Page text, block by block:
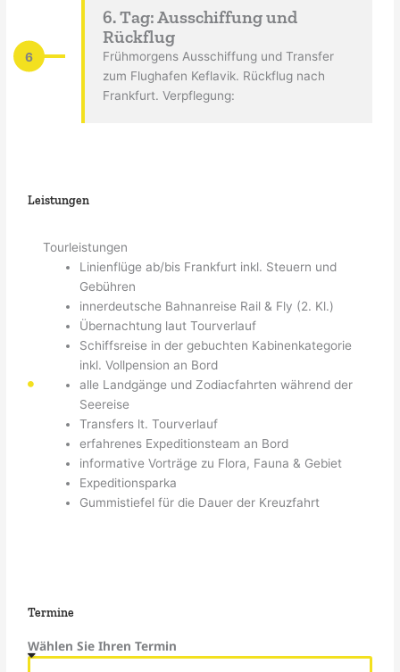
6
6. Tag: Ausschiffung und
Rückflug
Frühmorgens Ausschiffung und Transfer
zum Flughafen Keflavik. Rückflug nach
Frankfurt. Verpflegung:
Leistungen
Tourleistungen
Linienflüge ab/bis Frankfurt inkl. Steuern und
Gebühren
innerdeutsche Bahnanreise Rail & Fly (2. Kl.)
Übernachtung laut Tourverlauf
Schiffsreise in der gebuchten Kabinenkategorie
inkl. Vollpension an Bord
alle Landgänge und Zodiacfahrten während der
Seereise
Transfers lt. Tourverlauf
erfahrenes Expeditionsteam an Bord
informative Vorträge zu Flora, Fauna & Gebiet
Expeditionsparka
Gummistiefel für die Dauer der Kreuzfahrt
Termine
Wählen Sie Ihren Termin